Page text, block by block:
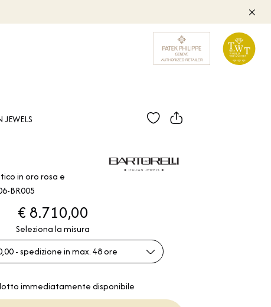
in oro rosa e
BR005
€ 8.710,00
Seleziona la misura
- spedizione in max. 48 ore
immediatamente disponibile